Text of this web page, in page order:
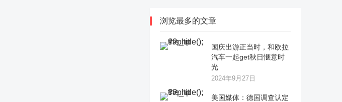
浏览最多的文章
国庆出游正当时，和欧拉
汽车一起get秋日惬意时
光
2024年9月27日
美国媒体：德国调查认定